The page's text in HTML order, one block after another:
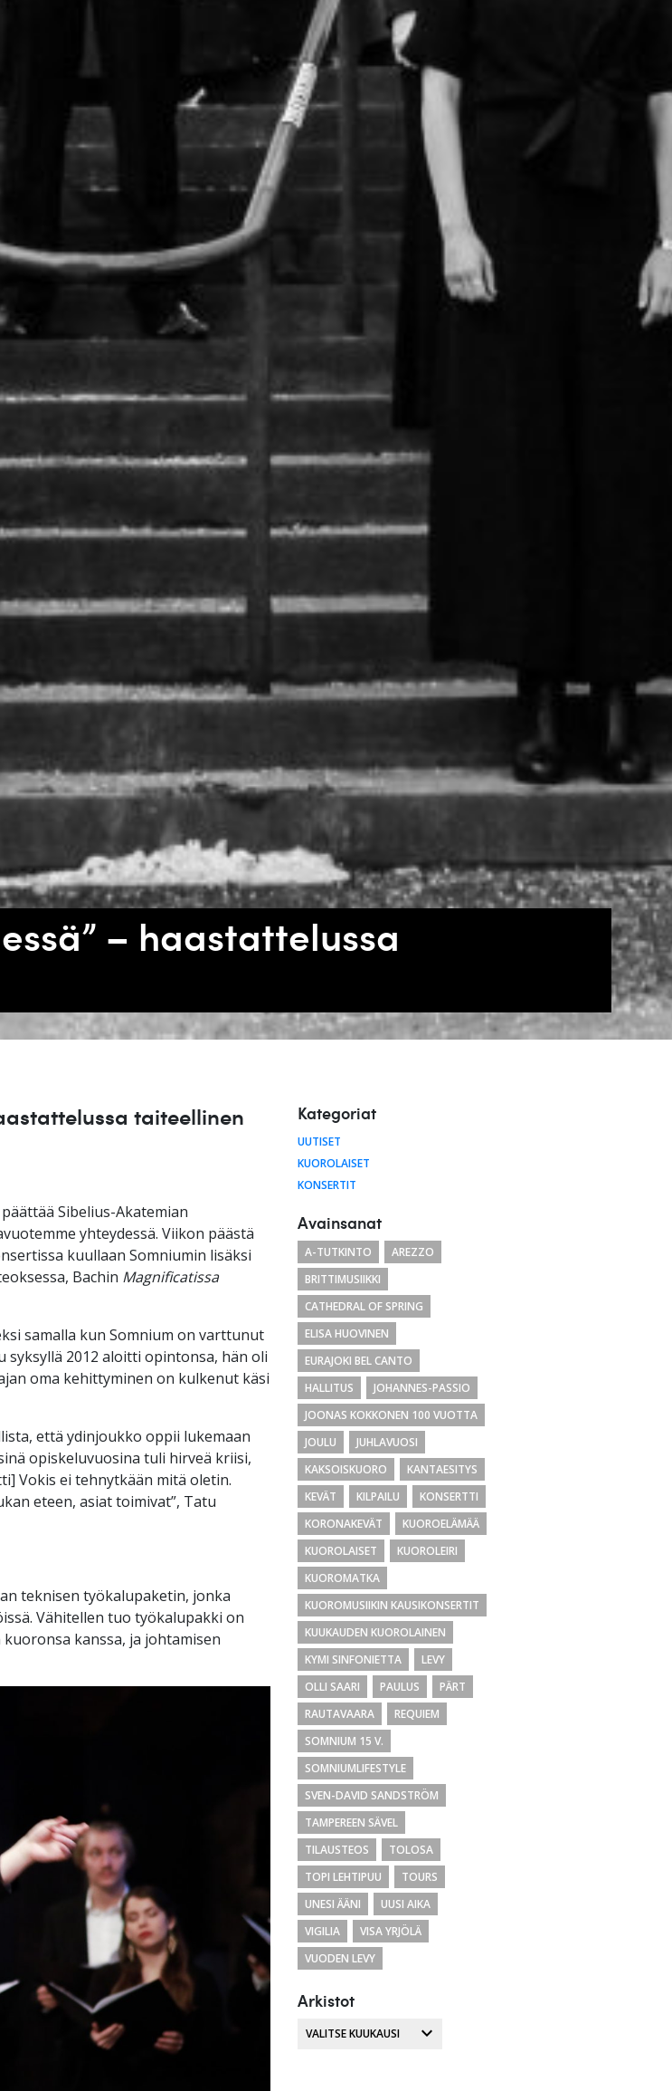
– haastattelussa
taiteellinen
Sibelius-Akatemian
yhteydessä. Viikon päästä
kuullaan Somniumin lisäksi
Bachin Magnificatissa
samalla kun Somnium on varttunut
2012 aloitti opintonsa, hän oli
oma kehittyminen on kulkenut käsi
että ydinjoukko oppii lukemaan
opiskeluvuosina tuli hirveä kriisi,
Vokis ei tehnytkään mitä oletin.
eteen, asiat toimivat”, Tatu
teknisen työkalupaketin, jonka
Vähitellen tuo työkalupakki on
kanssa, ja johtamisen
Kategoriat
UUTISET
KUOROLAISET
KONSERTIT
Avainsanat
A-TUTKINTO
AREZZO
BRITTIMUSIIKKI
CATHEDRAL OF SPRING
ELISA HUOVINEN
EURAJOKI BEL CANTO
HALLITUS
JOHANNES-PASSIO
JOONAS KOKKONEN 100 VUOTTA
JOULU
JUHLAVUOSI
KAKSOISKUORO
KANTAESITYS
KEVÄT
KILPAILU
KONSERTTI
KORONAKEVÄT
KUOROELÄMÄÄ
KUOROLAISET
KUOROLEIRI
KUOROMATKA
KUOROMUSIIKIN KAUSIKONSERTIT
KUUKAUDEN KUOROLAINEN
KYMI SINFONIETTA
LEVY
OLLI SAARI
PAULUS
PÄRT
RAUTAVAARA
REQUIEM
SOMNIUM 15 V.
SOMNIUMLIFESTYLE
SVEN-DAVID SANDSTRÖM
TAMPEREEN SÄVEL
TILAUSTEOS
TOLOSA
TOPI LEHTIPUU
TOURS
UNESI ÄÄNI
UUSI AIKA
VIGILIA
VISA YRJÖLÄ
VUODEN LEVY
Arkistot